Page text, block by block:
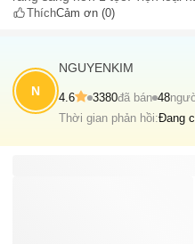
ThíchCảm ơn (0)
N
NGUYENKIM
4.6 3380đã bán 48
Thời gian phản hồi:Đang